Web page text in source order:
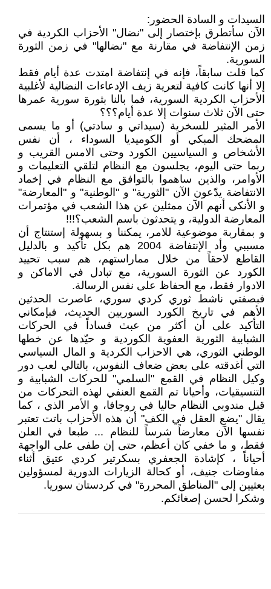
السيدات و السادة الحضور:
الآن سأتطرق بإختصار إلى "نضال" الأحزاب الكردية في
زمن الإنتفاضة في مقارنة مع "نضالها" في زمن الثورة
السورية.
كما قلت سابقاً، فإنه في إنتفاضة امتدت عدة أيام فقط
إلا أنها كانت كافية لتعرية زيف الإدعاءات النضالية لأغلبية
الأحزاب الكردية السورية، فما بالنا بثورة سورية عمرها
حتى الآن ثلاث سنوات إلا عدة أيام؟؟؟
الأمر المثير للسخرية (سيداتي و سادتي) أو ما يسمى
المضحك المبكي أو الكوميديا السوداء ، أن نفس
الأشخاص و السياسيين الكورد وحتى الامس القريب و
ربما حتى اليوم، يجلسون مع النظام لتلقي التعليمات و
الأوامر، والذين ساهموا بالتوافق مع النظام في إخماد
الانتفاضة يدّعون الآن "الثورية" و "الوطنية" و "المعارضة"
و الأنكى أنهم الآن ممثلين عن هذا الشعب في مؤتمرات
المعارضة الدولية، و يتحدثون باسم الشعب؟!!!
و بمقاربة موضوعية للامر، يمكننا و بسهولة إستنتاج أن
مسببي وأد الإنتفاضة 2004 هم بكل تأكيد و بالدليل
القاطع لاحقاً من خلال مماراستهم، هم سبب تحييد
الكورد عن الثورة السورية، مع تبادل في الاماكن و
الادوار فقط، مع الحفاظ على نفس الرسالة.
فبصفتي ناشط ثوري كردي سوري، عاصرت الحدثين
الأهم في تاريخ الكورد السوريين الحديث، فبإمكاني
التأكيد على أن أكثر من عبث فساداً في الحركات
الشبابية الثورية العفوية الكوردية و حيّدها عن خطها
الوطني الثوري، هي الاحزاب الكردية و المال السياسي
التي أغدقته على بعض ضعاف النفوس، بالتالي لعب دور
وكيل النظام في القمع "السلمي" للحركات الشبابية و
التنسيقيات، وأحيانا تم القمع العنفي لهذه التحركات من
قبل مندوبي النظام حاليا في روجافا، و الأمر الذي ، كما
يقال "يضع العقل في الكف" أن هذه الأحزاب باتت تعتبر
نفسها الآن معارضاً شرساً للنظام ... طبعا في العلن
فقط، و ما خفي كان أعظم، حتى إن طفى على الواجهة
أحياناً ، كإشادة الجعفري بسكرتير كردي عتيق أثناء
مفاوضات جنيف، أو كحالة الزيارات الدورية لمسؤولين
بعثيين إلى "المناطق المحررة" في كردستان سوريا.
وشكرا لحسن إصغائكم.